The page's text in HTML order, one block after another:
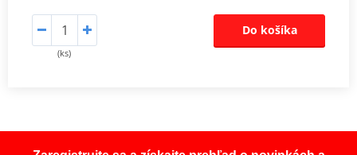
(ks)
Do košíka